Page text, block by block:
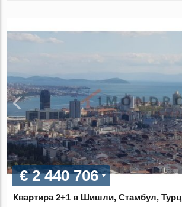
€ 2 440 706
Квартира 2+1 в Шишли, Стамбул,